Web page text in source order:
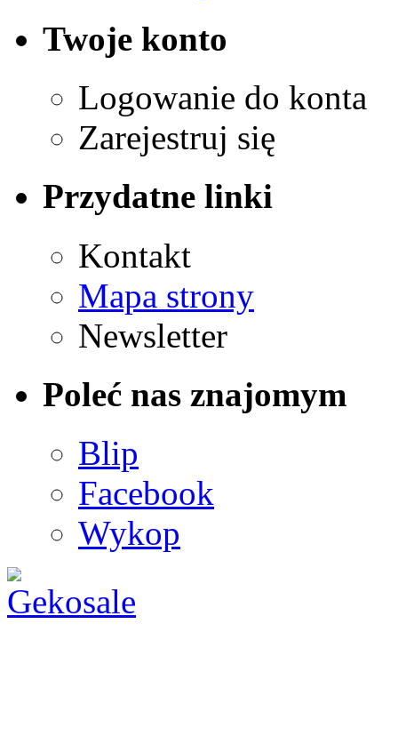
Twoje konto
Logowanie do konta
Zarejestruj się
Przydatne linki
Kontakt
Mapa strony
Newsletter
Poleć nas znajomym
Blip
Facebook
Wykop